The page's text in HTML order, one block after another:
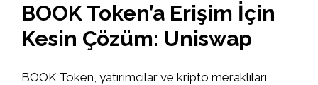
BOOK Token’a Erişim İçin
Kesin Çözüm: Uniswap
BOOK Token, yatırımcılar ve kripto meraklıları